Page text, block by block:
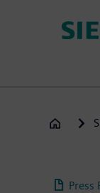
Press